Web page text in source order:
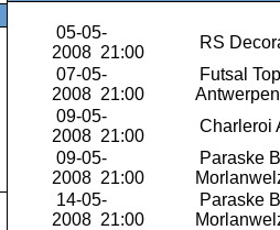
05-05-
2008 21:00
RS
07-05-
2008 21:00
Futsal
Antwerpen
09-05-
2008 21:00
Charleroi
09-05-
2008 21:00
Paraske
14-05-
2008 21:00
Paraske